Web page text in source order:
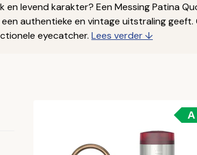
en levend karakter? Een Messing Patina
authentieke en vintage uitstraling
eyecatcher. Lees verder ↓
A